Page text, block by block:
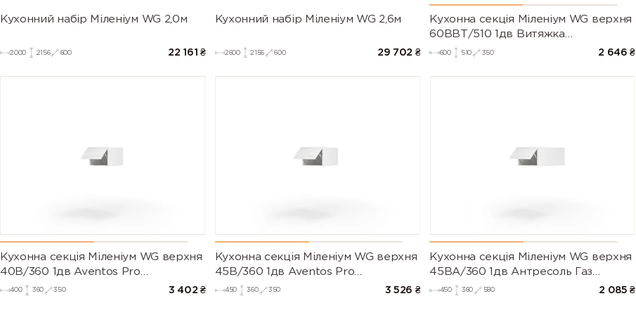
Кухонний набір Міленіум WG 2,0м
2000 2156 600 22 161 ₴
Кухонний набір Міленіум WG 2,6м
2600 2156 600 29 702 ₴
Кухонна секція Міленіум WG верхня
60ВВТ/510 1дв Витяжка
Телескоп(Білий/Глянець Білий)
600 510 350 2 646 ₴
Кухонна секція Міленіум WG верхня
40В/360 1дв Aventos Pro
Blum(Білий/Глянець Білий (Серія М))
400 360 350 3 402 ₴
Кухонна секція Міленіум WG верхня
45В/360 1дв Aventos Pro
Blum(Білий/Глянець Білий (Серія М))
450 360 350 3 526 ₴
Кухонна секція Міленіум WG верхня
45ВА/360 1дв Антресоль Газ
Ліфт(Білий/Глянець Білий (Серія М))
450 360 580 2 085 ₴